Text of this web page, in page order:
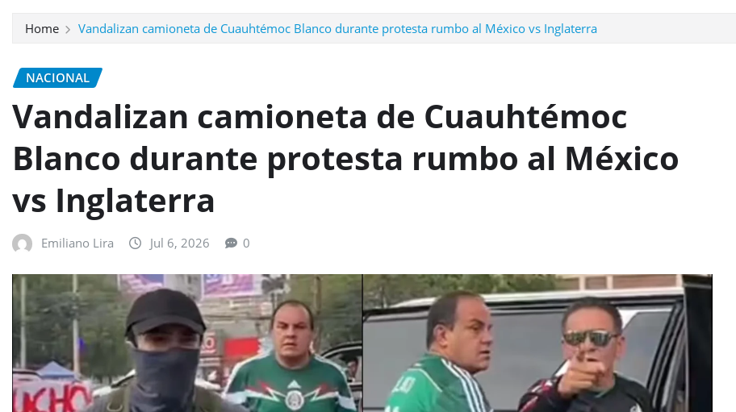
Home Vandalizan camioneta de Cuauhtémoc Blanco durante protesta rumbo al México vs Inglaterra
NACIONAL
Vandalizan camioneta de Cuauhtémoc
Blanco durante protesta rumbo al México
vs Inglaterra
Emiliano Lira Jul 6, 2026 0